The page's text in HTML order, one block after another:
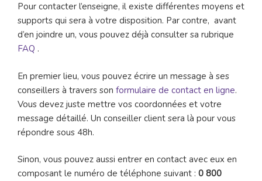
Pour contacter l’enseigne, il existe différentes moyens et
supports qui sera à votre disposition. Par contre, avant
d’en joindre un, vous pouvez déjà consulter sa rubrique
FAQ .
En premier lieu, vous pouvez écrire un message à ses
conseillers à travers son formulaire de contact en ligne.
Vous devez juste mettre vos coordonnées et votre
message détaillé. Un conseiller client sera là pour vous
répondre sous 48h.
Sinon, vous pouvez aussi entrer en contact avec eux en
composant le numéro de téléphone suivant : 0 800